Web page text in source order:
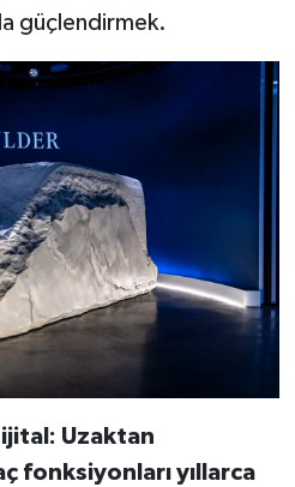
güçlendirmek.
Uzaktan
fonksiyonları yıllarca